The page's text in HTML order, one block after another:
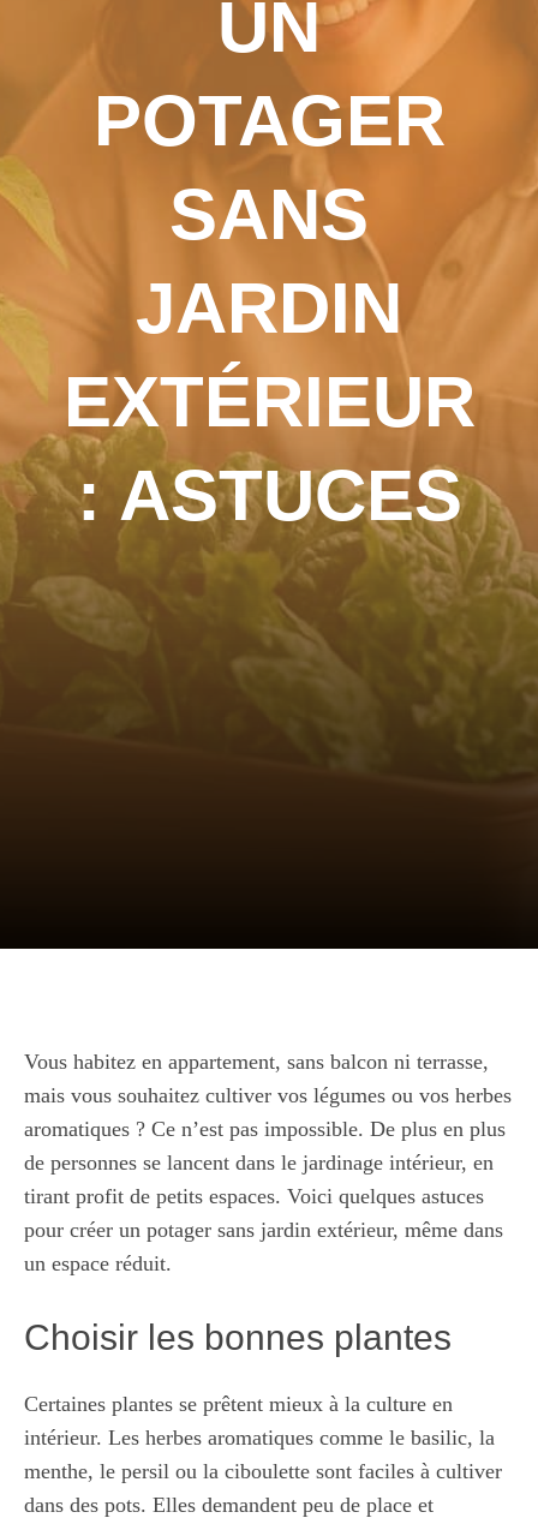
UN
POTAGER
SANS
JARDIN
EXTÉRIEUR
: ASTUCES
Vous habitez en appartement, sans balcon ni terrasse,
mais vous souhaitez cultiver vos légumes ou vos herbes
aromatiques ? Ce n’est pas impossible. De plus en plus
de personnes se lancent dans le jardinage intérieur, en
tirant profit de petits espaces. Voici quelques astuces
pour créer un potager sans jardin extérieur, même dans
un espace réduit.
Choisir les bonnes plantes
Certaines plantes se prêtent mieux à la culture en
intérieur. Les herbes aromatiques comme le basilic, la
menthe, le persil ou la ciboulette sont faciles à cultiver
dans des pots. Elles demandent peu de place et